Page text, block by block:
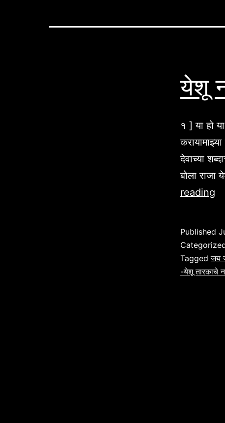
येशू
१ ] या हो
देवाच्या
बोला
reading
Published
Taggedजय
-येशू तारकाचे